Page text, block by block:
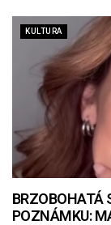
KULTURA
BRZOBOHATÁ
POZNÁMKU: